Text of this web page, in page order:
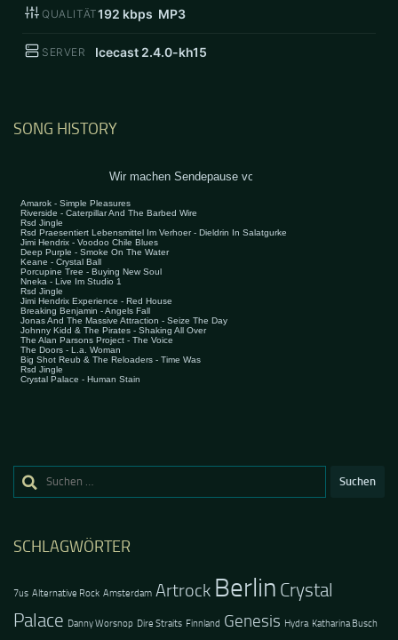
QUALITÄT192 kbps MP3
SERVER Icecast 2.4.0-kh15
SONG HISTORY
Suchen
SCHLAGWÖRTER
7us Alternative Rock Amsterdam Artrock Berlin Crystal
Palace Danny Worsnop Dire Straits Finnland Genesis Hydra Katharina Busch